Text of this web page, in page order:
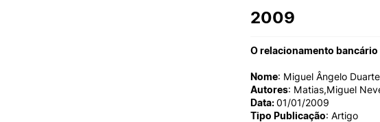
2009
O relacionamento
Nome: Miguel Ângelo
Autores: Matias,Miguel
Data:01/01/2009
Tipo Publicação: Artigo